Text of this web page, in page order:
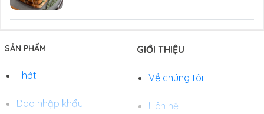
SẢN PHẨM
Thớt
Dao nhập khẩu
GIỚI THIỆU
Về chúng tôi
Liên hệ